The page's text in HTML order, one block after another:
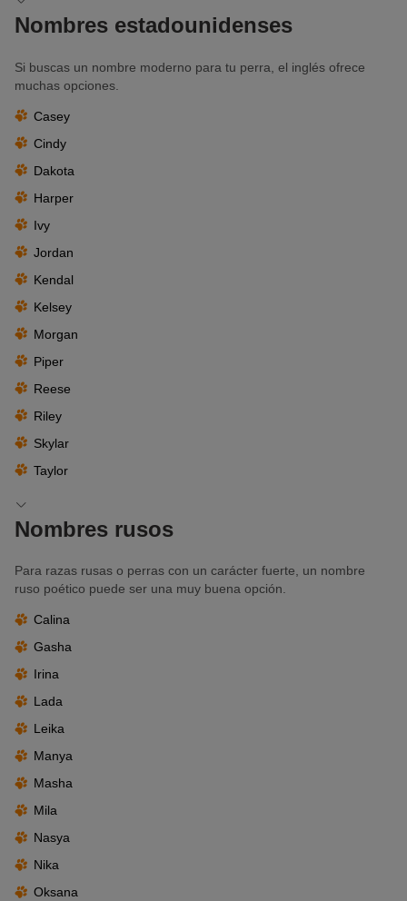
Nombres estadounidenses
Si buscas un nombre moderno para tu perra, el inglés ofrece
muchas opciones.
Casey
Cindy
Dakota
Harper
Ivy
Jordan
Kendal
Kelsey
Morgan
Piper
Reese
Riley
Skylar
Taylor
Nombres rusos
Para razas rusas o perras con un carácter fuerte, un nombre
ruso poético puede ser una muy buena opción.
Calina
Gasha
Irina
Lada
Leika
Manya
Masha
Mila
Nasya
Nika
Oksana